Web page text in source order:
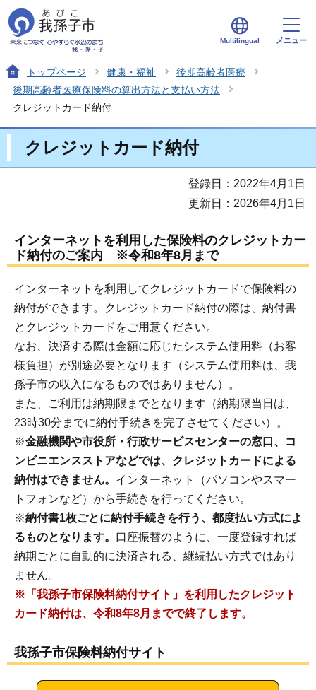
Multilingual メニュー
トップページ 健康・福祉
後期高齢者医療
後期高齢者医療保険料の算出方法と支払い方法
クレジットカード納付
クレジットカード納付
登録日：2022年4月1日
更新日：2026年4月1日
インターネットを利用した保険料のクレジットカー
ド納付のご案内 ※令和8年8月まで
インターネットを利用してクレジットカードで保険料の
納付ができます。クレジットカード納付の際は、納付書
とクレジットカードをご用意ください。
なお、決済する際は金額に応じたシステム使用料（お客
様負担）が別途必要となります（システム使用料は、我
孫子市の収入になるものではありません）。
また、ご利用は納期限までとなります（納期限当日は、
23時30分までに納付手続きを完了させてください）。
※金融機関や市役所・行政サービスセンターの窓口、コ
ンビニエンスストアなどでは、クレジットカードによる
納付はできません。 インターネット（パソコンやスマー
トフォンなど）から手続きを行ってください。
※納付書1枚ごとに納付手続きを行う、都度払い方式によ
るものとなります。 口座振替のように、一度登録すれば
納期ごとに自動的に決済される、継続払い方式ではあり
ません。
※「我孫子市保険料納付サイト」を利用したクレジット
カード納付は、令和8年8月までで終了します。
我孫子市保険料納付サイト